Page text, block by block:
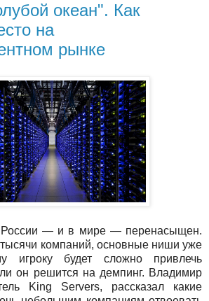
океан". Как
на
рынке
России — и в мире — перенасыщен.
компаний, основные ниши уже
игроку будет сложно привлечь
он решится на демпинг. Владимир
King Servers, рассказал какие